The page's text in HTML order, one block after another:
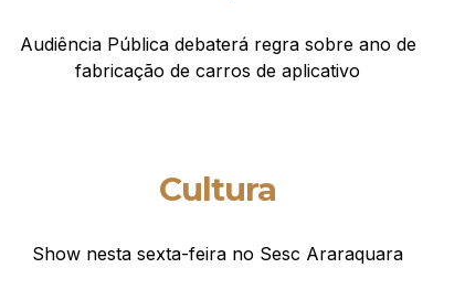
Audiência Pública debaterá regra sobre ano de
fabricação de carros de aplicativo
Cultura
Show nesta sexta-feira no Sesc Araraquara